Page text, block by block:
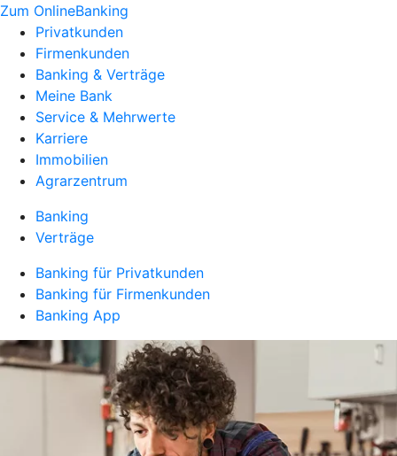
Zum OnlineBanking
Privatkunden
Firmenkunden
Banking & Verträge
Meine Bank
Service & Mehrwerte
Karriere
Immobilien
Agrarzentrum
Banking
Verträge
Banking für Privatkunden
Banking für Firmenkunden
Banking App